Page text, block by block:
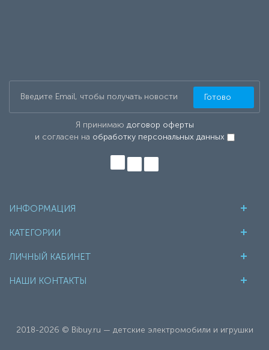
Я принимаю договор оферты
и согласен на обработку персональных данных
Готово
ИНФОРМАЦИЯ
КАТЕГОРИИ
ЛИЧНЫЙ КАБИНЕТ
НАШИ КОНТАКТЫ
2018-2026 © Bibuy.ru — детские электромобили и игрушки